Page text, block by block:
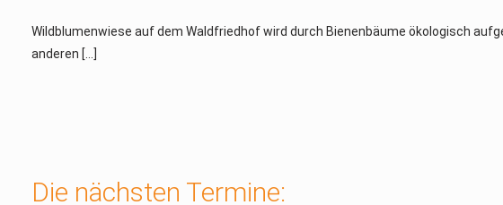
Wildblumenwiese auf dem Waldfriedhof wird durch Bienenbäume ökologisch
anderen […]
Die nächsten Termine: